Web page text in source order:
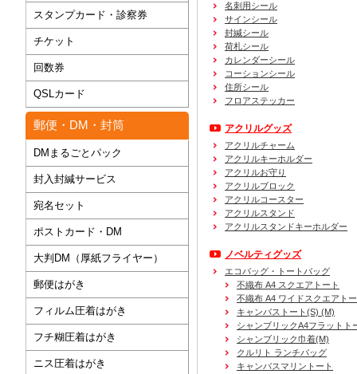
スタンプカード・診察券
チケット
回数券
QSLカード
郵便・DM・封筒
DMまるごとパック
封入封緘サービス
宛名セット
ポストカード・DM
大判DM（厚紙フライヤー）
郵便はがき
フィルム圧着はがき
フチ糊圧着はがき
ニス圧着はがき
名刺用シール
サインシール
封緘シール
荷札シール
カレンダーシール
コーションシール
住所シール
フロアステッカー
アクリルグッズ
アクリルチャーム
アクリルキーホルダー
アクリルお守り
アクリルブロック
アクリルコースター
アクリルスタンド
アクリルスタンドキーホルダー
ノベルティグッズ
エコバッグ・トートバッグ
不織布 A4 スクエアトート
不織布 A4 ワイドスクエアト
キャンバストート(S) (M)
シャンブリックA4フラットト
シャンブリック巾着(M)
クルリト ランチバッグ
キャンバスマリントート